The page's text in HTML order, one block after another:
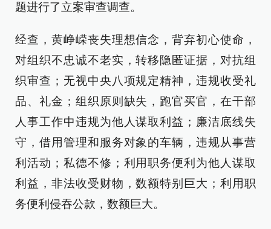
题进行了立案审查调查。
经查，黄峥嵘丧失理想信念，背弃初心使命，
对组织不忠诚不老实，转移隐匿证据，对抗组
织审查；无视中央八项规定精神，违规收受礼
品、礼金；组织原则缺失，跑官买官，在干部
人事工作中违规为他人谋取利益；廉洁底线失
守，借用管理和服务对象的车辆，违规从事营
利活动；私德不修；利用职务便利为他人谋取
利益，非法收受财物，数额特别巨大；利用职
务便利侵吞公款，数额巨大。